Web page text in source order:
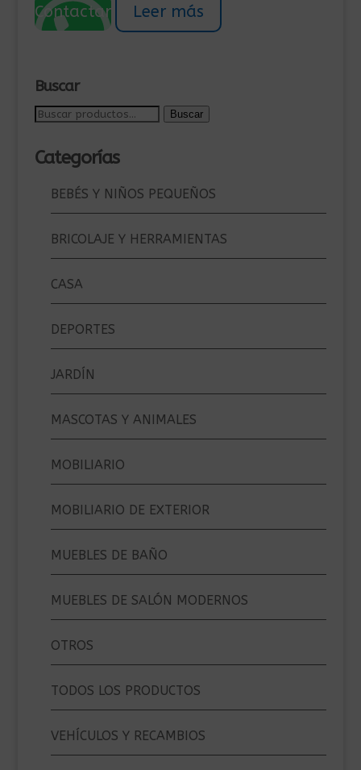
original
era:
actual
es:
Contactar Leer más
Buscar
Buscar
Buscar
Categorías
BEBÉS Y NIÑOS PEQUEÑOS
BRICOLAJE Y HERRAMIENTAS
CASA
DEPORTES
JARDÍN
MASCOTAS Y ANIMALES
MOBILIARIO
MOBILIARIO DE EXTERIOR
MUEBLES DE BAÑO
MUEBLES DE SALÓN MODERNOS
OTROS
TODOS LOS PRODUCTOS
VEHÍCULOS Y RECAMBIOS